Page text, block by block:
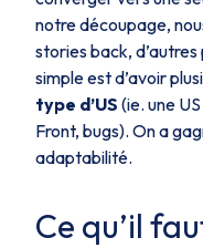
notre découpage,
stories back,
simple est d’avoir
type d’US (ie. une
Front, bugs). On a
adaptabilité.
Ce qu’il